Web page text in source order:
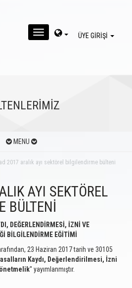
MENU ÜYE GİRİŞİ
MENU
2017 aralık ayı sektörel bilgilendirme bülteni
AYI SEKTÖREL
BÜLTENİ
DEĞERLENDİRMESİ, İZNİ VE
BİLGİLENDİRME EĞİTİMİ
23 Haziran 2017 tarih ve 30105
Kaydı, Değerlendirilmesi, İzni
'' yayımlanmıştır.